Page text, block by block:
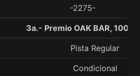
-2275-
3a.- Premio OAK BAR, 1000
Pista Regular
Condicional